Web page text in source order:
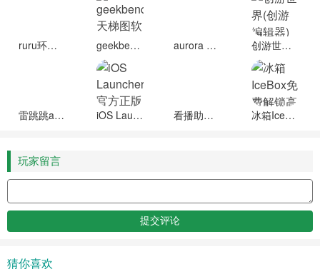
ruru环境检测工具安卓版 geekbench6天梯图软件下载 aurora store中文版下载 创游世界(创游编辑器)下载安装手机正版
雷跳跳app下载安装 iOS Launcher官方正版下载 看播助手2025最新版下载 冰箱IceBox免费解锁高级版
玩家留言
猜你喜欢